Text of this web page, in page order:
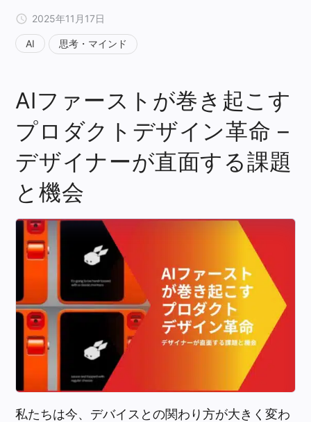
2025年11月17日
AI 思考・マインド
AIファーストが巻き起こす
プロダクトデザイン革命 –
デザイナーが直面する課題
と機会
私たちは今、デバイスとの関わり方が大きく変わ